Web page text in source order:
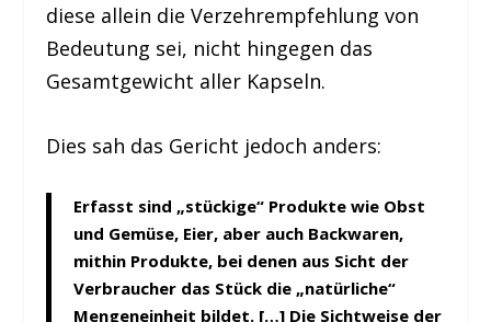
diese allein die Verzehrempfehlung von
Bedeutung sei, nicht hingegen das
Gesamtgewicht aller Kapseln.
Dies sah das Gericht jedoch anders:
Erfasst sind „stückige“ Produkte wie Obst
und Gemüse, Eier, aber auch Backwaren,
mithin Produkte, bei denen aus Sicht der
Verbraucher das Stück die „natürliche“
Mengeneinheit bildet. […] Die Sichtweise der